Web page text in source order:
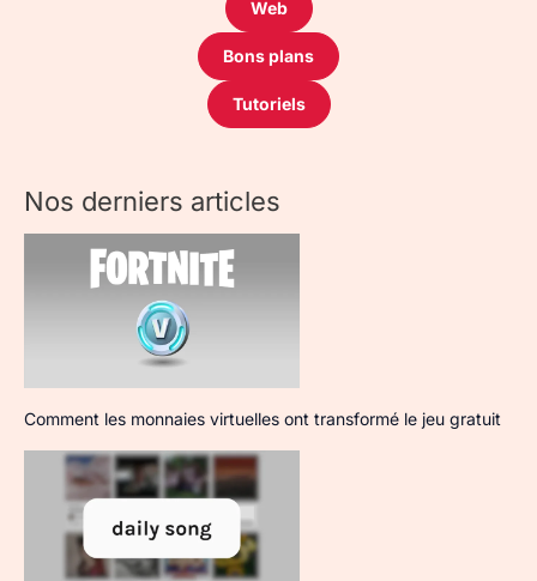
Web
Bons plans
Tutoriels
Nos derniers articles
Comment les monnaies virtuelles ont transformé le jeu gratuit